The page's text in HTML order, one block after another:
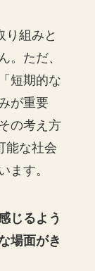
り組みと
。ただ、
短期的な
が重要
の考え方
能な社会
ます。
じるよう
場面がき